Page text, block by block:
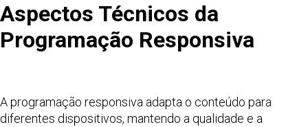
Aspectos Técnicos da
Programação Responsiva
A programação responsiva adapta o conteúdo para
diferentes dispositivos, mantendo a qualidade e a